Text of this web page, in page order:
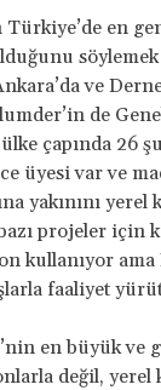
en
söylemek
ve
de
çapında 26
üyesi var ve
yakınını yerel
projeler için
kullanıyor
faaliyet
en büyük ve
değil, yerel